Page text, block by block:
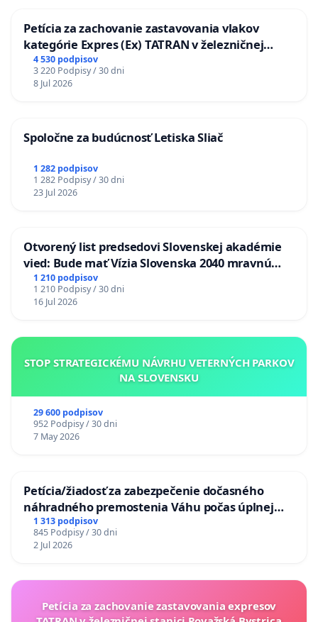
Petícia za zachovanie zastavovania vlakov
kategórie Expres (Ex) TATRAN v železničnej
stanici Púchov
4 530 podpisov
3 220 Podpisy / 30 dni
8 Jul 2026
Spoločne za budúcnosť Letiska Sliač
1 282 podpisov
1 282 Podpisy / 30 dni
23 Jul 2026
Otvorený list predsedovi Slovenskej akadémie
vied: Bude mať Vízia Slovenska 2040 mravnú
chrbticu?
1 210 podpisov
1 210 Podpisy / 30 dni
16 Jul 2026
STOP STRATEGICKÉMU NÁVRHU VETERNÝCH PARKOV
NA SLOVENSKU
29 600 podpisov
952 Podpisy / 30 dni
7 May 2026
Petícia/žiadosť za zabezpečenie dočasného
náhradného premostenia Váhu počas úplnej
uzávery Vážskeho mosta v Komárne
1 313 podpisov
845 Podpisy / 30 dni
2 Jul 2026
Petícia za zachovanie zastavovania expresov